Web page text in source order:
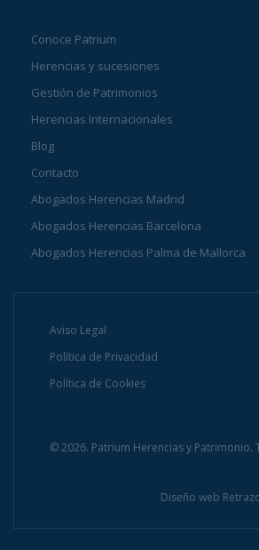
Conoce Patrium
Herencias y sucesiones
Gestión de Patrimonios
Herencias Internacionales
Blog
Contacto
Abogados Herencias Madrid
Abogados Herencias Barcelona
Abogados Herencias Palma de Mallorca
Aviso Legal
Política de Privacidad
Política de Cookies
© 2026. Patrium Herencias y
Diseño web